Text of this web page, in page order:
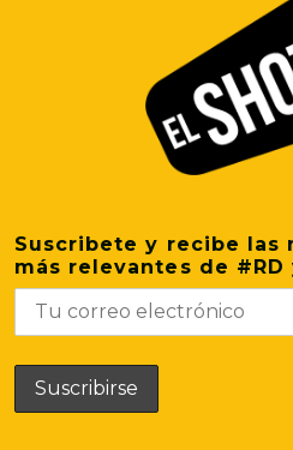
Suscribete y recibe las
más relevantes de #RD